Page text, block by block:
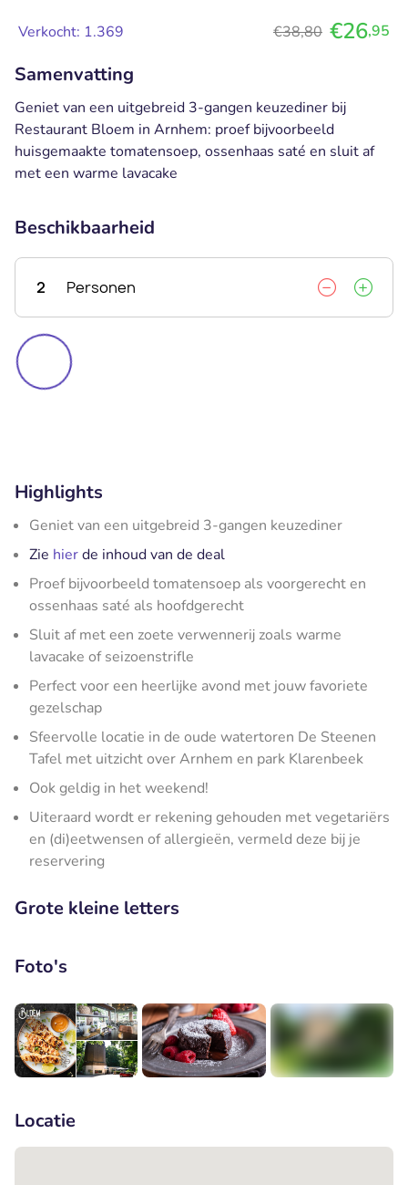
Verkocht: 1.369 €38,80 €26,95
Samenvatting
Geniet van een uitgebreid 3-gangen keuzediner bij
Restaurant Bloem in Arnhem: proef bijvoorbeeld
huisgemaakte tomatensoep, ossenhaas saté en sluit af
met een warme lavacake
Beschikbaarheid
2 Personen
Highlights
Geniet van een uitgebreid 3-gangen keuzediner
Zie hierde inhoud van de deal
Proef bijvoorbeeld tomatensoep als voorgerecht en
ossenhaas saté als hoofdgerecht
Sluit af met een zoete verwennerij zoals warme
lavacake of seizoenstrifle
Perfect voor een heerlijke avond met jouw favoriete
gezelschap
Sfeervolle locatie in de oude watertoren De Steenen
Tafel met uitzicht over Arnhem en park Klarenbeek
Ook geldig in het weekend!
Uiteraard wordt er rekening gehouden met vegetariërs
en (di)eetwensen of allergieën, vermeld deze bij je
reservering
Grote kleine letters
Foto's
Locatie